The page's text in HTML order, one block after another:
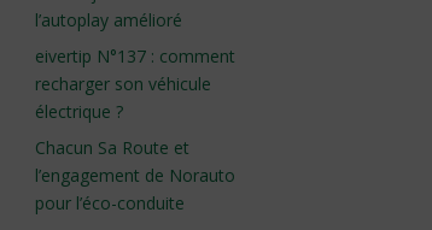
l’autoplay amélioré
eivertip N°137 : comment
recharger son véhicule
électrique ?
Chacun Sa Route et
l’engagement de Norauto
pour l’éco-conduite